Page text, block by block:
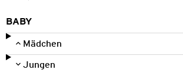
BABY
Mädchen
Jungen